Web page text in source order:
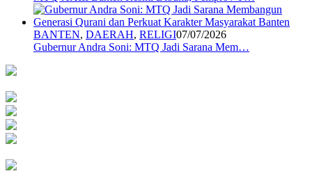
BANTEN, DAERAH, RELIGI07/07/2026
Gubernur Andra Soni: MTQ Jadi Sarana Mem…